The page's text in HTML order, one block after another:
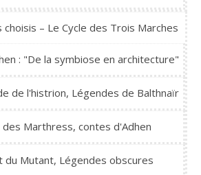
– Le Cycle des Trois Marches
: "De la symbiose en architecture"
de l'histrion, Légendes de Balthnaïr
des Marthress, contes d'Adhen
du Mutant, Légendes obscures